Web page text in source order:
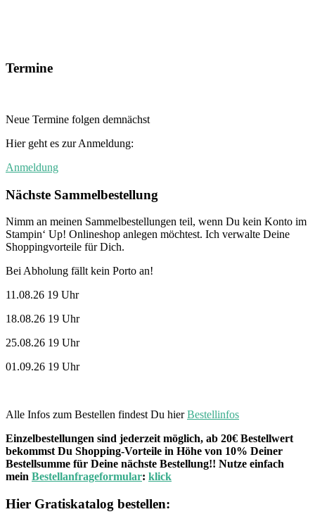
Termine
Neue Termine folgen demnächst
Hier geht es zur Anmeldung:
Anmeldung
Nächste Sammelbestellung
Nimm an meinen Sammelbestellungen teil, wenn Du kein Konto im
Stampin‘ Up! Onlineshop anlegen möchtest. Ich verwalte Deine
Shoppingvorteile für Dich.
Bei Abholung fällt kein Porto an!
11.08.26 19 Uhr
18.08.26 19 Uhr
25.08.26 19 Uhr
01.09.26 19 Uhr
Alle Infos zum Bestellen findest Du hierBestellinfos
Einzelbestellungen sind jederzeit möglich, ab 20€ Bestellwert
bekommst Du Shopping-Vorteile in Höhe von 10% Deiner
Bestellsumme für Deine nächste Bestellung!! Nutze einfach
mein Bestellanfrageformular: klick
Hier Gratiskatalog bestellen: